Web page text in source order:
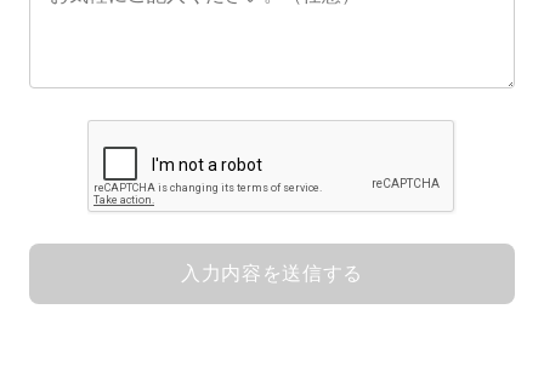
入力内容を送信する